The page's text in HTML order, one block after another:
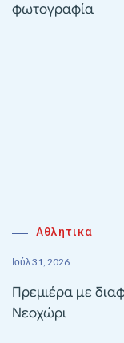
φωτογραφία
Αθλητικα
Ιούλ 31, 2026
Πρεμιέρα με
Νεοχώρι